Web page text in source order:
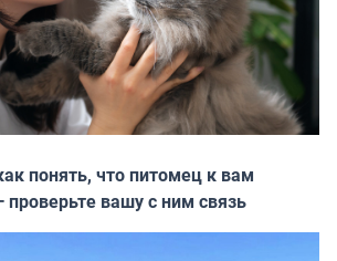
понять, что питомец к вам
вашу с ним связь